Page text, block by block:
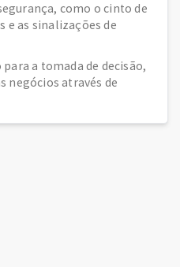
como o cinto de
e as sinalizações de
a tomada de decisão,
negócios através de